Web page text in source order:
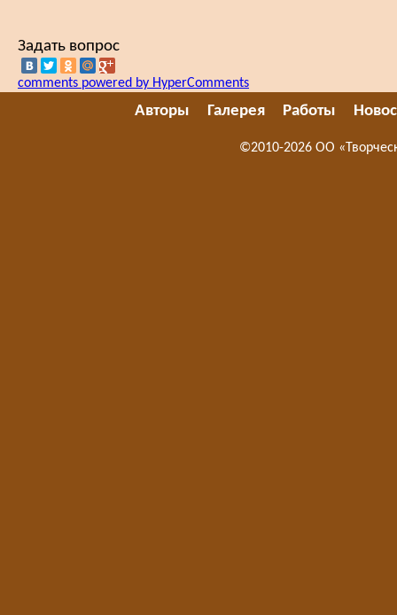
Задать вопрос
comments powered by HyperComments
Авторы Галерея Работы
©2010-2026 ОО